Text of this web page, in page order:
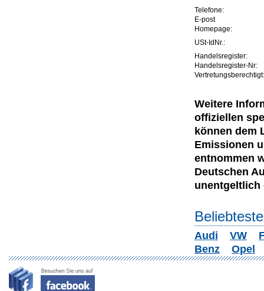
Telefone:
E-post
Homepage:
USt-IdNr.:
Handelsregister:
Handelsregister-Nr:
Vertretungsberechtigt:
Weitere
offiziellen
können dem
Emissionen
entnommen
Deutschen
Audi VW
Benz
Opel